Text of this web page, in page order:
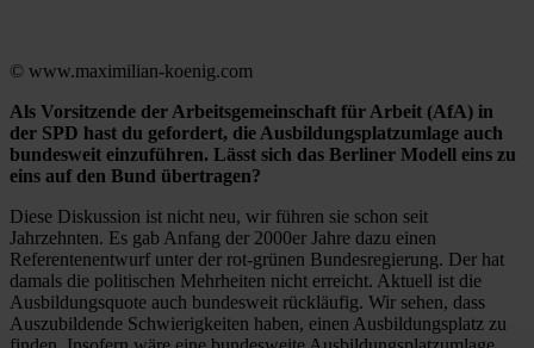
© www.maximilian-koenig.com
Als Vorsitzende der Arbeitsgemeinschaft für Arbeit (AfA) in
der SPD hast du gefordert, die Ausbildungsplatzumlage auch
bundesweit einzuführen. Lässt sich das Berliner Modell eins zu
eins auf den Bund übertragen?
Diese Diskussion ist nicht neu, wir führen sie schon seit
Jahrzehnten. Es gab Anfang der 2000er Jahre dazu einen
Referentenentwurf unter der rot-grünen Bundesregierung. Der hat
damals die politischen Mehrheiten nicht erreicht. Aktuell ist die
Ausbildungsquote auch bundesweit rückläufig. Wir sehen, dass
Auszubildende Schwierigkeiten haben, einen Ausbildungsplatz zu